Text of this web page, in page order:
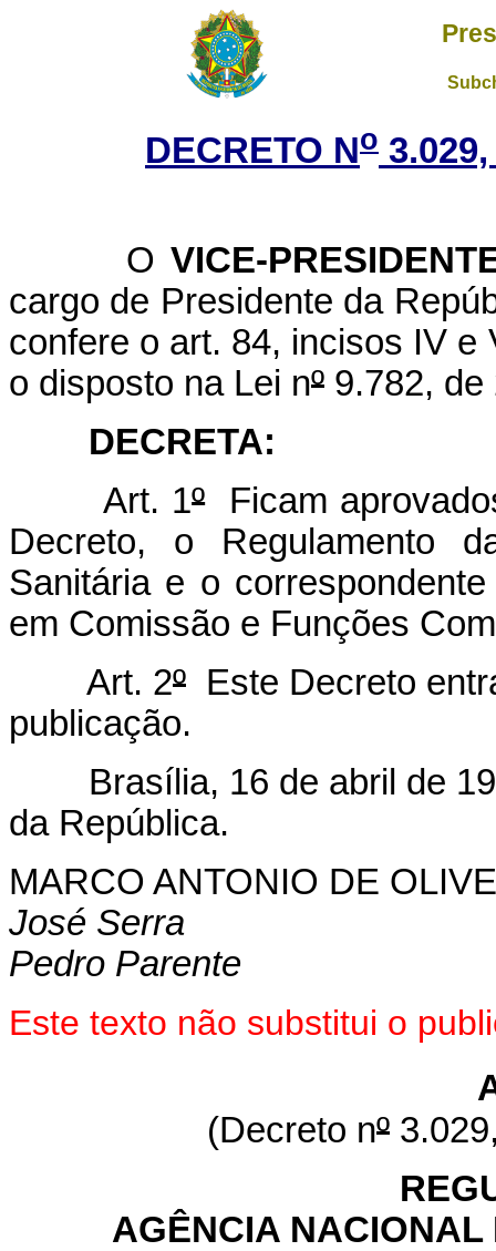
DECRETO No
O VICE-
cargo de Presidente da
confere o art. 84, incisos IV
o disposto na Lei nº 9.782, de
DECRETA:
Art. 1ºFicam
Decreto, o Regulamento
Sanitária e o
em Comissão e Funções
Art. 2º Este Decreto
publicação.
Brasília, 16 de abril de
da República.
MARCO ANTONIO DE
José Serra
Pedro Parente
Este texto não substitui o
(Decreto nº
AGÊNCIA